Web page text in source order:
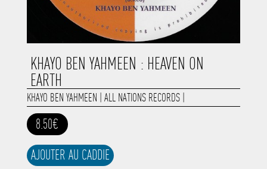
KHAYO BEN YAHMEEN : HEAVEN ON
EARTH
KHAYO BEN YAHMEEN ALL NATIONS RECORDS|
8.50€
AJOUTER AU CADDIE